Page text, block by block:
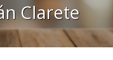
Clarete